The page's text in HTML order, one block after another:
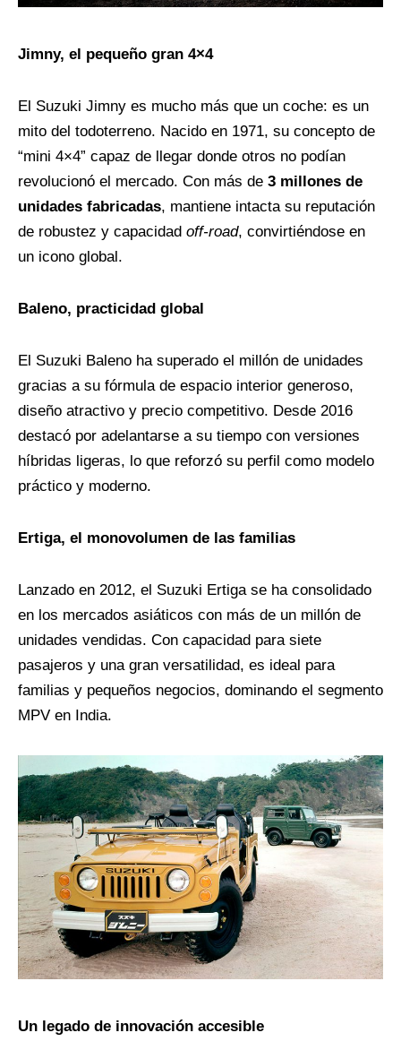
Jimny, el pequeño gran 4×4
El Suzuki Jimny es mucho más que un coche: es un
mito del todoterreno. Nacido en 1971, su concepto de
“mini 4×4” capaz de llegar donde otros no podían
revolucionó el mercado. Con más de 3 millones de
unidades fabricadas, mantiene intacta su reputación
de robustez y capacidad off-road, convirtiéndose en
un icono global.
Baleno, practicidad global
El Suzuki Baleno ha superado el millón de unidades
gracias a su fórmula de espacio interior generoso,
diseño atractivo y precio competitivo. Desde 2016
destacó por adelantarse a su tiempo con versiones
híbridas ligeras, lo que reforzó su perfil como modelo
práctico y moderno.
Ertiga, el monovolumen de las familias
Lanzado en 2012, el Suzuki Ertiga se ha consolidado
en los mercados asiáticos con más de un millón de
unidades vendidas. Con capacidad para siete
pasajeros y una gran versatilidad, es ideal para
familias y pequeños negocios, dominando el segmento
MPV en India.
Un legado de innovación accesible